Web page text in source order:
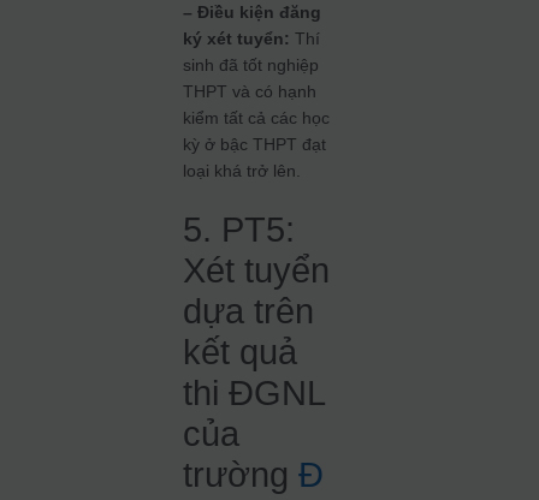
– Điều kiện đăng
ký xét tuyển: Thí
sinh đã tốt nghiệp
THPT và có hạnh
kiểm tất cả các học
kỳ ở bậc THPT đạt
loại khá trở lên.
5. PT5:
Xét tuyển
dựa trên
kết quả
thi ĐGNL
của
trườngĐ